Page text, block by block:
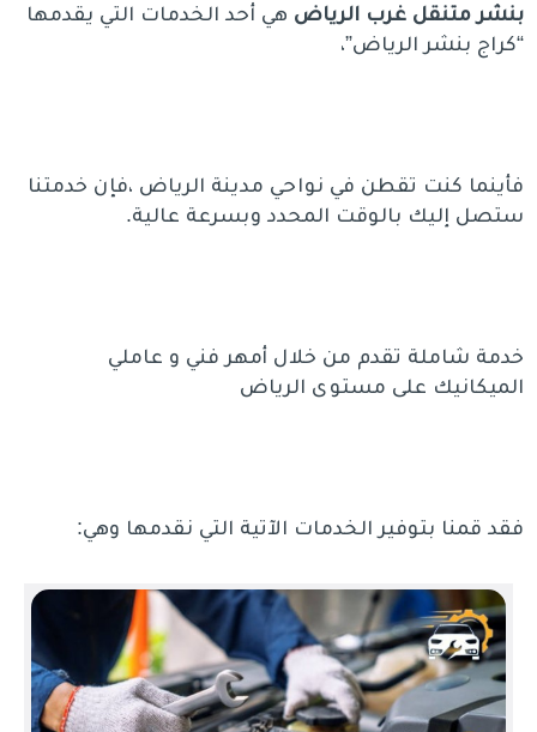
بنشر متنقل غرب الرياض هي أحد الخدمات التي يقدمها
“كراج بنشر الرياض”،
فأينما كنت تقطن في نواحي مدينة الرياض ،فإن خدمتنا
ستصل إليك بالوقت المحدد وبسرعة عالية.
خدمة شاملة تقدم من خلال أمهر فني و عاملي
الميكانيك على مستوى الرياض
فقد قمنا بتوفير الخدمات الآتية التي نقدمها وهي: